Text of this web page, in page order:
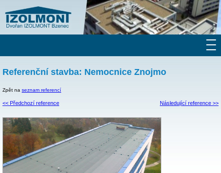
Referenční stavba: Nemocnice Znojmo
Zpět na seznam referencí
<< Předchozí reference Následující reference >>